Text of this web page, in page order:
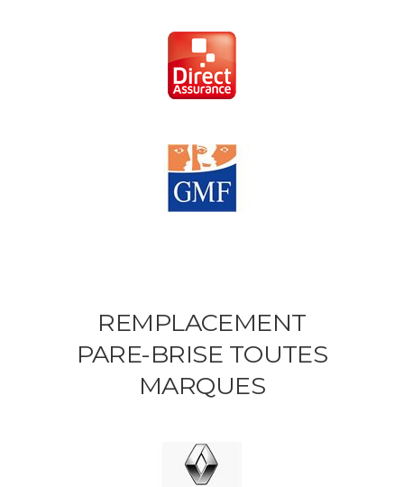
REMPLACEMENT
PARE-BRISE TOUTES
MARQUES